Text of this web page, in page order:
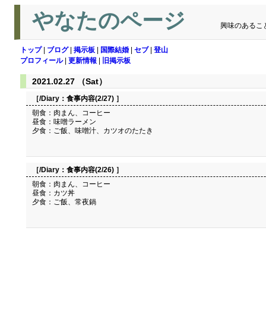
やなたのページ 興味のあるこ
トップ| ブログ| 掲示板 国際結婚 セブ| 登山
プロフィール| 更新情報 旧掲示板
2021.02.27 （Sat）
［/Diary： 食事内容(2/27) ］
朝食：肉まん、コーヒー
昼食：味噌ラーメン
夕食：ご飯、味噌汁、カツオのたたき
［/Diary： 食事内容(2/26) ］
朝食：肉まん、コーヒー
昼食：カツ丼
夕食：ご飯、常夜鍋